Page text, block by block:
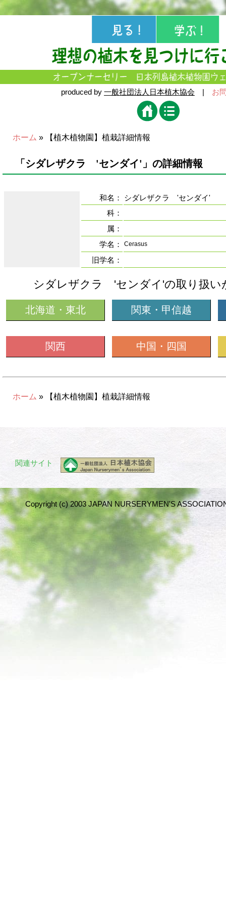
produced by 一般社団法人日本植木協会 | お
ホーム » 【植木植物園】植栽詳細情報
「シダレザクラ 'センダイ'」の詳細情報
和名：
シダレザクラ 'センダイ'
科：
属：
学名：
Cerasus
旧学名：
シダレザクラ 'センダイ'の取り扱い
北海道・東北 関東・甲信越
関西 中国・四国
ホーム » 【植木植物園】植栽詳細情報
関連サイト
Copyright (c) 2003 JAPAN NURSERYMEN'S